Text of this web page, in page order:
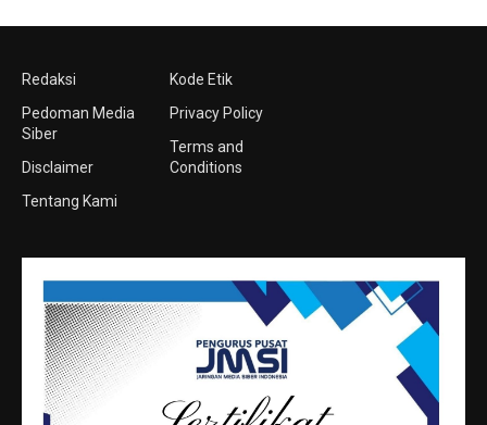
Redaksi
Pedoman Media
Siber
Disclaimer
Tentang Kami
Kode Etik
Privacy Policy
Terms and
Conditions